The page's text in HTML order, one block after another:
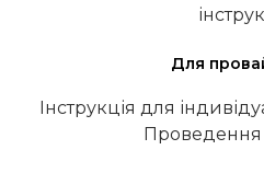
Для
Інструкція для
Проведення